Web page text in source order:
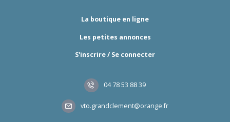
La boutique en ligne
Les petites annonces
S'inscrire / Se connecter
04 78 53 88 39
vto.grandclement@orange.fr